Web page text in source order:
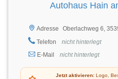
Autohaus Hain
Adresse
Oberlachweg 6,
Telefon
nicht hinterlegt
E-Mail
nicht hinterlegt
Jetzt aktivieren: Logo,